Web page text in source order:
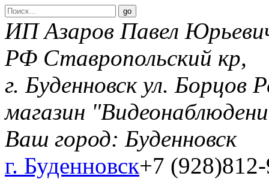
ИП Азаров Павел
РФ Ставропольский кр,
г. Буденновск ул. Борцов
магазин
Ваш город: Буденновск
г. Буденновск+7